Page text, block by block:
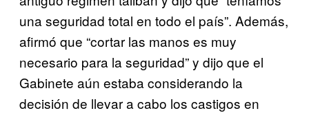
una seguridad total en todo el país”. Además,
afirmó que “cortar las manos es muy
necesario para la seguridad” y dijo que el
Gabinete aún estaba considerando la
decisión de llevar a cabo los castigos en